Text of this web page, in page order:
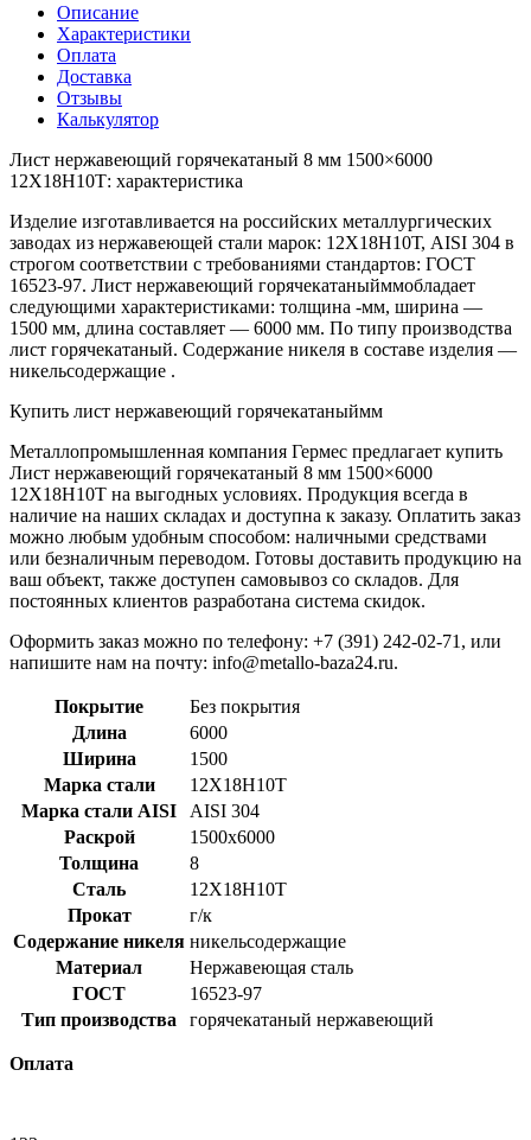
Описание
Характеристики
Оплата
Доставка
Отзывы
Калькулятор
Лист нержавеющий горячекатаный 8 мм 1500×6000
12Х18Н10Т: характеристика
Изделие изготавливается на российских металлургических
заводах из нержавеющей стали марок: 12Х18Н10Т, AISI 304 в
строгом соответствии с требованиями стандартов: ГОСТ
16523-97. Лист нержавеющий горячекатаныйммобладает
следующими характеристиками: толщина -мм, ширина —
1500 мм, длина составляет — 6000 мм. По типу производства
лист горячекатаный. Содержание никеля в составе изделия —
никельсодержащие .
Купить лист нержавеющий горячекатаныймм
Металлопромышленная компания Гермес предлагает купить
Лист нержавеющий горячекатаный 8 мм 1500×6000
12Х18Н10Т на выгодных условиях. Продукция всегда в
наличие на наших складах и доступна к заказу. Оплатить заказ
можно любым удобным способом: наличными средствами
или безналичным переводом. Готовы доставить продукцию на
ваш объект, также доступен самовывоз со складов. Для
постоянных клиентов разработана система скидок.
Оформить заказ можно по телефону: +7 (391) 242-02-71, или
напишите нам на почту: info@metallo-baza24.ru.
Покрытие
Без покрытия
Длина
6000
Ширина
1500
Марка стали
12Х18Н10Т
Марка стали AISI
AISI 304
Раскрой
1500x6000
Толщина
8
Сталь
12Х18Н10Т
Прокат
г/к
Содержание никеля никельсодержащие
Материал
Нержавеющая сталь
ГОСТ
16523-97
Тип производства
горячекатаный нержавеющий
Оплата